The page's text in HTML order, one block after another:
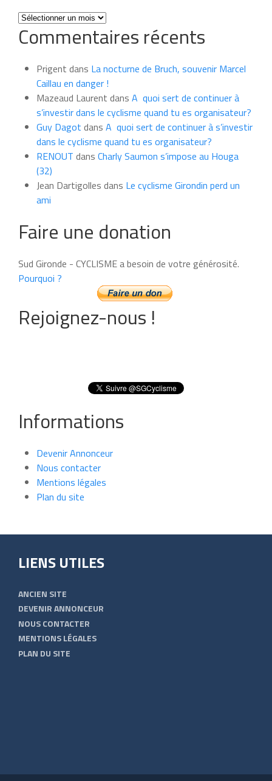
Toutes
les
news
mois
Commentaires récents
Prigent dans La nocturne de Bruch, souvenir Marcel
Caillau en danger !
Mazeaud Laurent dans A quoi sert de continuer à
s’investir dans le cyclisme quand tu es organisateur?
Guy Dagot dans A quoi sert de continuer à s’investir
dans le cyclisme quand tu es organisateur?
RENOUT dans Charly Saumon s’impose au Houga
(32)
Jean Dartigolles dans Le cyclisme Girondin perd un
ami
Faire une donation
Sud Gironde - CYCLISME a besoin de votre générosité.
Pourquoi ?
Rejoignez-nous !
Informations
Devenir Annonceur
Nous contacter
Mentions légales
Plan du site
LIENS UTILES
ANCIEN SITE
DEVENIR ANNONCEUR
NOUS CONTACTER
MENTIONS LÉGALES
PLAN DU SITE